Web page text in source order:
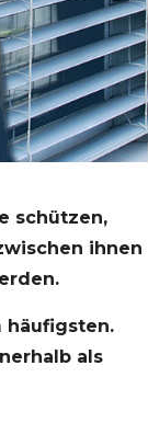
schützen,
ihnen
häufigsten.
als